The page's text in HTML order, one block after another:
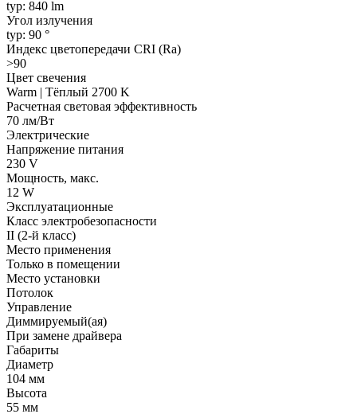
typ: 840 lm
Угол излучения
typ: 90 °
Индекс цветопередачи CRI (Ra)
>90
Цвет свечения
Warm | Тёплый 2700 K
Расчетная световая эффективность
70 лм/Вт
Электрические
Напряжение питания
230 V
Мощность, макс.
12 W
Эксплуатационные
Класс электробезопасности
II (2-й класс)
Место применения
Только в помещении
Место установки
Потолок
Управление
Диммируемый(ая)
При замене драйвера
Габариты
Диаметр
104 мм
Высота
55 мм